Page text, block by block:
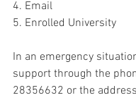
4. Email
5. Enrolled University
In an emergency
support through the
28356632 or the address